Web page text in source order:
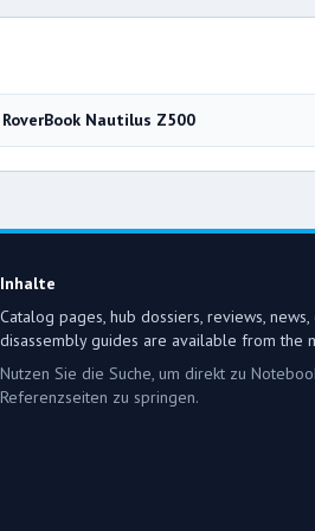
RoverBook Nautilus Z500
Inhalte
Catalog pages, hub dossiers, reviews, news,
disassembly guides are available from the
Nutzen Sie die Suche, um direkt zu
Referenzseiten zu springen.